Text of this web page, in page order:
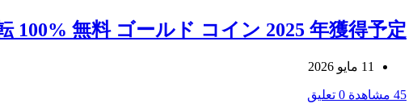
100% 無料 ゴールド コイン 2025 年獲得予定
11 مايو 2026
45 مشاهدة 0 تعليق